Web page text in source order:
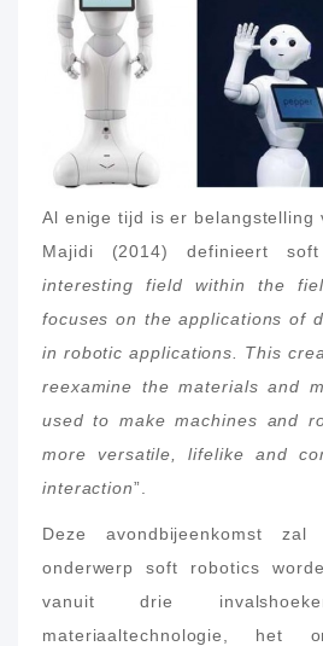
Al enige tijd is er belangstelling
Majidi (2014) definieert
interesting field within the
focuses on the applications of
in robotic applications. This
reexamine the materials and
used to make machines and
more versatile, lifelike and
interaction”.
Deze avondbijeenkomst
onderwerp soft robotics
vanuit drie
materiaaltechnologie, het